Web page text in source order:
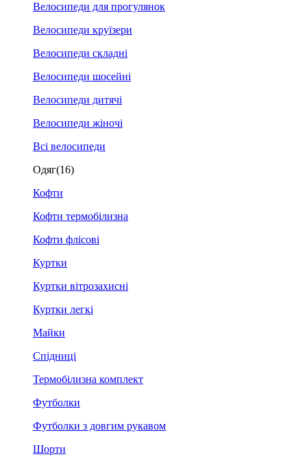
Велосипеди для прогулянок
Велосипеди круїзери
Велосипеди складні
Велосипеди шосейні
Велосипеди дитячі
Велосипеди жіночі
Всі велосипеди
Одяг(16)
Кофти
Кофти термобілизна
Кофти флісові
Куртки
Куртки вітрозахисні
Куртки легкі
Майки
Спідниці
Термобілизна комплект
Футболки
Футболки з довгим рукавом
Шорти